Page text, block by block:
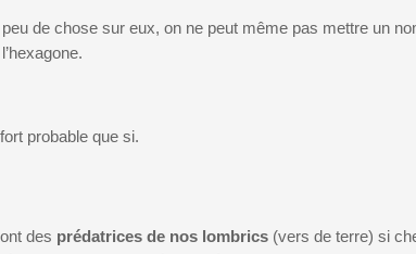
de chose sur eux, on ne peut même pas mettre un
probable que si.
des prédatrices de nos lombrics (vers de terre) si